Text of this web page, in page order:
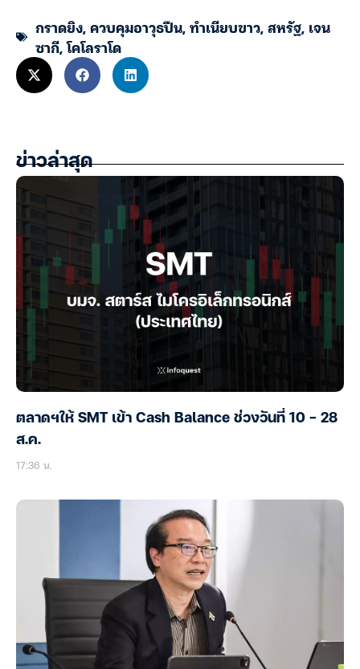
กราดยิง,ควบคุมอาวุธปืน,ทำเนียบขาว,สหรัฐ, เจน
ซากี,โคโลราโด
ข่าวล่าสุด
ตลาดฯให้ SMT เข้า Cash Balance ช่วงวันที่ 10 – 28
ส.ค.
17:36 น.